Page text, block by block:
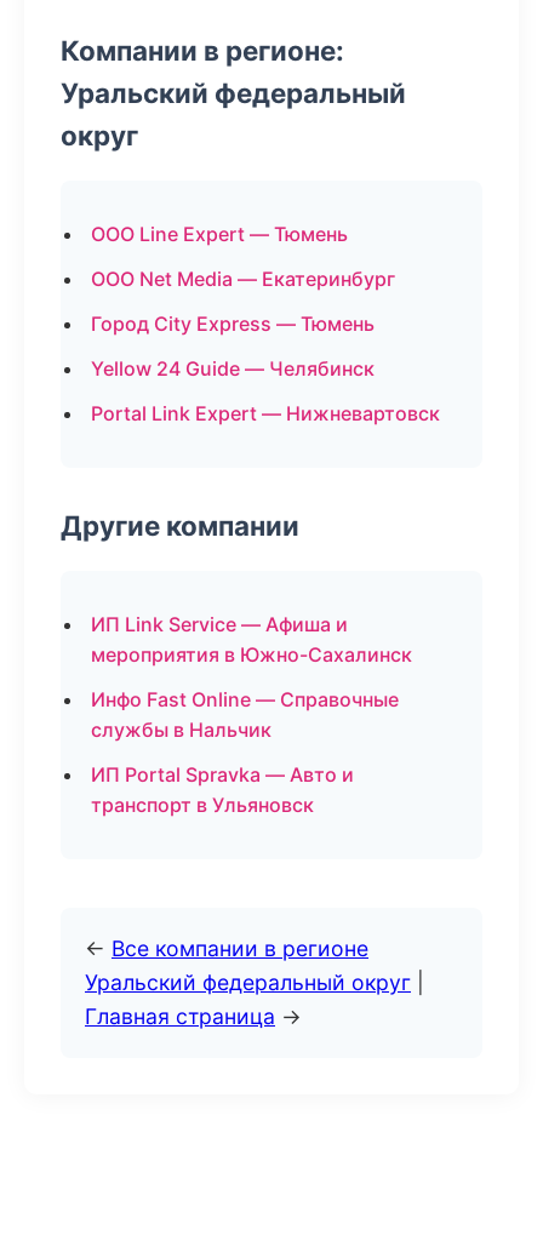
Компании в регионе:
Уральский федеральный
округ
ООО Line Expert — Тюмень
ООО Net Media — Екатеринбург
Город City Express — Тюмень
Yellow 24 Guide — Челябинск
Portal Link Expert — Нижневартовск
Другие компании
ИП Link Service — Афиша и
мероприятия в Южно-Сахалинск
Инфо Fast Online — Справочные
службы в Нальчик
ИП Portal Spravka — Авто и
транспорт в Ульяновск
← Все компании в регионе
Уральский федеральный округ
Главная страница →